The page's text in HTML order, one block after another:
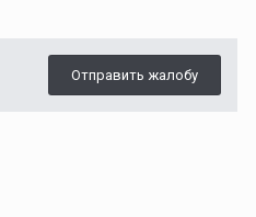
Отправить жалобу